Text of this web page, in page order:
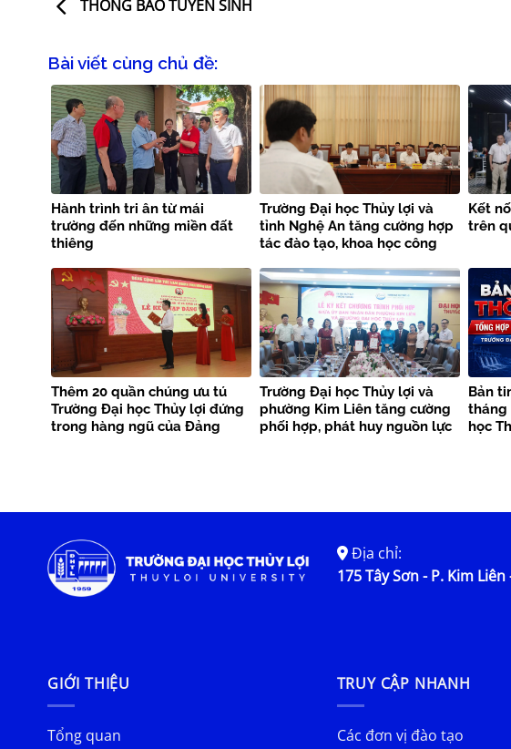
THÔNG BÁO TUYỂN SINH
Bài viết cùng chủ đề:
Hành trình tri ân từ mái
trường đến những miền đất
thiêng
Trường Đại học Thủy lợi và
tỉnh Nghệ An tăng cường hợp
tác đào tạo, khoa học công
tai
Kết
trên
Thêm 20 quần chúng ưu tú
Trường Đại học Thủy lợi đứng
trong hàng ngũ của Đảng
Trường Đại học Thủy lợi và
phường Kim Liên tăng cường
phối hợp, phát huy nguồn lực
Bản
tháng
học
Địa chỉ:
175 Tây Sơn - P. Kim Liên
GIỚI THIỆU
Tổng quan
TRUY CẬP NHANH
Các đơn vị đào tạo